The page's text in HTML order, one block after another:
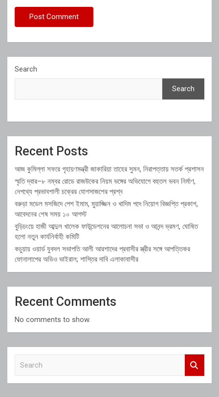
Search
Search
Recent Posts
আজ কুমিল্লা সফরে গৃহায়ণমন্ত্রী জাকারিয়া তাহের সুমন, নিরাপত্তায় সতর্ক প্রশাসন
স্মৃতি দ্বার–৮ নম্বর রোডে রাজউকের নিয়ম ভঙ্গের অভিযোগে বহুতল ভবন নির্মাণ,
নেপথ্যে প্রভাবশালী চক্রের যোগসাজশের প্রশ্ন
বরুড়া মডেল মসজিদে পেশ ইমাম, মুয়াজ্জিন ও খাদিম পদে নিয়োগ বিজ্ঞপ্তি প্রকাশ,
আবেদনের শেষ সময় ১০ আগস্ট
বুড়িচংয়ে হাজী আব্দুল খালেক ফাউন্ডেশনের আলোচনা সভা ও আনন্দ ভ্রমণ, ঘোষিত
হলো নতুন কার্যনির্বাহী কমিটি
কচুয়ায় ওয়ার্ড যুবদল সভাপতি আলী আরশাদের প্রবাসীর স্ত্রীর সঙ্গে আপত্তিকর
ফোনালাপের অডিও ভাইরাল; শাস্তির দাবি এলাকাবাসীর
Recent Comments
No comments to show.